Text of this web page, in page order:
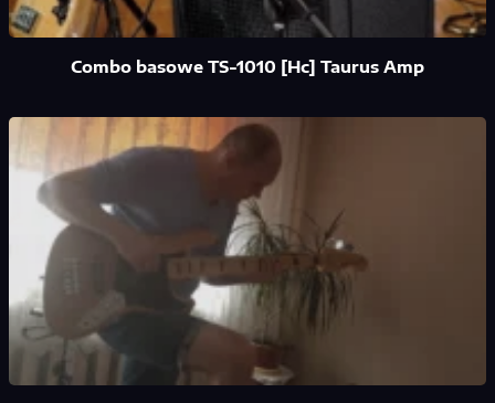
Combo basowe TS-1010 [Hc] Taurus Amp